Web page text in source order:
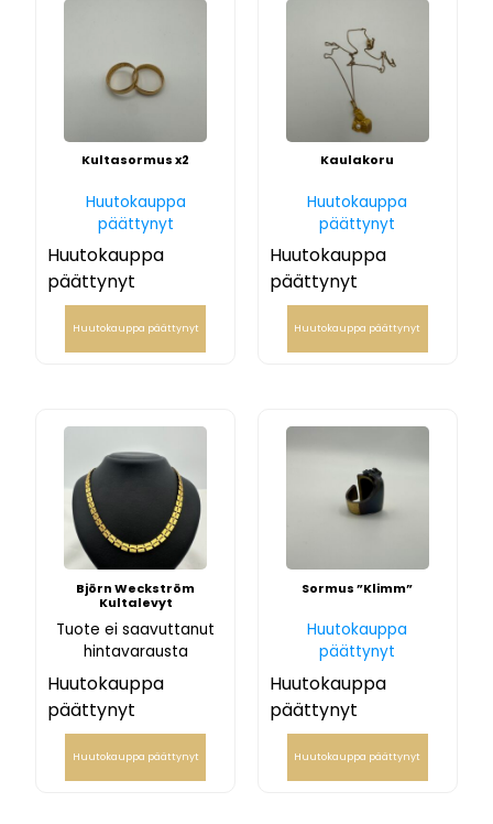
Kultasormus x2
Huutokauppa
päättynyt
Huutokauppa
päättynyt
Huutokauppa päättynyt
Kaulakoru
Huutokauppa
päättynyt
Huutokauppa
päättynyt
Huutokauppa päättynyt
Björn Weckström
Kultalevyt
Tuote ei saavuttanut
hintavarausta
Huutokauppa
päättynyt
Huutokauppa päättynyt
Sormus ”Klimm”
Huutokauppa
päättynyt
Huutokauppa
päättynyt
Huutokauppa päättynyt